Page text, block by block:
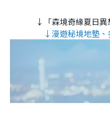
↓「森境奇緣夏日
↓漫遊秘境地墊